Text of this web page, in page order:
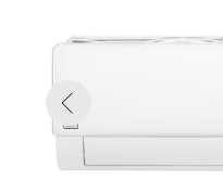
114 440₽